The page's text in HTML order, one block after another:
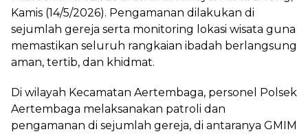
Kamis (14/5/2026). Pengamanan dilakukan di
sejumlah gereja serta monitoring lokasi wisata guna
memastikan seluruh rangkaian ibadah berlangsung
aman, tertib, dan khidmat.
Di wilayah Kecamatan Aertembaga, personel Polsek
Aertembaga melaksanakan patroli dan
pengamanan di sejumlah gereja, di antaranya GMIM